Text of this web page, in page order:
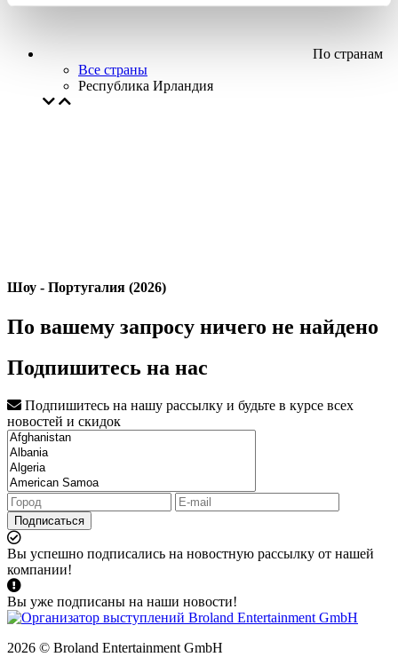
По странам
Все страны
Республика Ирландия
Шоу - Португалия (2026)
По вашему запросу ничего не найдено
Подпишитесь на нас
Подпишитесь на нашу рассылку и будьте в курсе всех
новостей и скидок
Подписаться
Вы успешно подписались на новостную рассылку от нашей
компании!
Вы уже подписаны на наши новости!
2026 © Broland Entertainment GmbH